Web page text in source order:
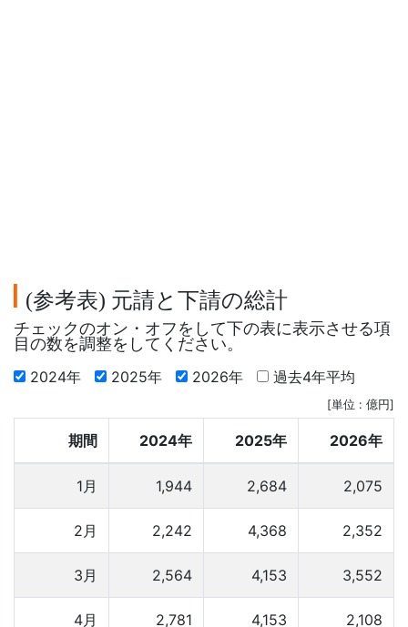
(参考表) 元請と下請の総計
チェックのオン・オフをして下の表に表示させる項
目の数を調整をしてください。
2024年 2025年 2026年 過去4年平均
[単位 : 億円]
期間 2024年 2025年 2026年
1月 1,944 2,684 2,075
2月 2,242 4,368 2,352
3月 2,564 4,153 3,552
4月 2,781 4,153 2,108